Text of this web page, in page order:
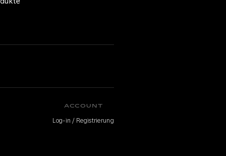
ACCOUNT
Log-in / Registrierung